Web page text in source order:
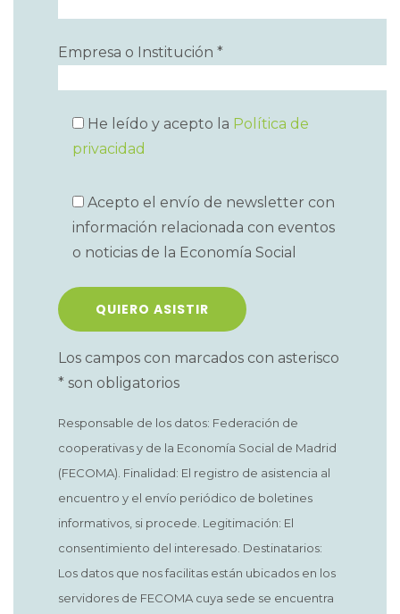
Empresa o Institución *
He leído y acepto la Política de
privacidad
Acepto el envío de newsletter con
información relacionada con eventos
o noticias de la Economía Social
Los campos con marcados con asterisco
* son obligatorios
Responsable de los datos: Federación de
cooperativas y de la Economía Social de Madrid
(FECOMA). Finalidad: El registro de asistencia al
encuentro y el envío periódico de boletines
informativos, si procede. Legitimación: El
consentimiento del interesado. Destinatarios:
Los datos que nos facilitas están ubicados en los
servidores de FECOMA cuya sede se encuentra